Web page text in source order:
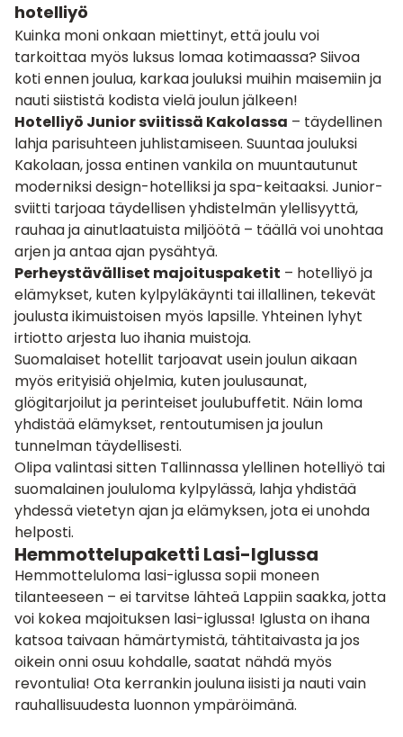
hotelliyö
Kuinka moni onkaan miettinyt, että joulu voi
tarkoittaa myös luksus lomaa kotimaassa? Siivoa
koti ennen joulua, karkaa jouluksi muihin maisemiin ja
nauti siististä kodista vielä joulun jälkeen!
Hotelliyö Junior sviitissä Kakolassa – täydellinen
lahja parisuhteen juhlistamiseen. Suuntaa jouluksi
Kakolaan, jossa entinen vankila on muuntautunut
moderniksi design-hotelliksi ja spa-keitaaksi. Junior-
sviitti tarjoaa täydellisen yhdistelmän ylellisyyttä,
rauhaa ja ainutlaatuista miljöötä – täällä voi unohtaa
arjen ja antaa ajan pysähtyä.
Perheystävälliset majoituspaketit – hotelliyö ja
elämykset, kuten kylpyläkäynti tai illallinen, tekevät
joulusta ikimuistoisen myös lapsille. Yhteinen lyhyt
irtiotto arjesta luo ihania muistoja.
Suomalaiset hotellit tarjoavat usein joulun aikaan
myös erityisiä ohjelmia, kuten joulusaunat,
glögitarjoilut ja perinteiset joulubuffetit. Näin loma
yhdistää elämykset, rentoutumisen ja joulun
tunnelman täydellisesti.
Olipa valintasi sitten Tallinnassa ylellinen hotelliyö tai
suomalainen joululoma kylpylässä, lahja yhdistää
yhdessä vietetyn ajan ja elämyksen, jota ei unohda
helposti.
Hemmottelupaketti Lasi-Iglussa
Hemmotteluloma lasi-iglussasopii moneen
tilanteeseen – ei tarvitse lähteä Lappiin saakka, jotta
voi kokea majoituksen lasi-iglussa! Iglusta on ihana
katsoa taivaan hämärtymistä, tähtitaivasta ja jos
oikein onni osuu kohdalle, saatat nähdä myös
revontulia! Ota kerrankin jouluna iisisti ja nauti vain
rauhallisuudesta luonnon ympäröimänä.